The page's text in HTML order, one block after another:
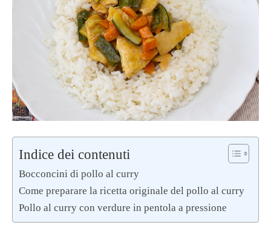
Indice dei contenuti
Bocconcini di pollo al curry
Come preparare la ricetta originale del pollo al curry
Pollo al curry con verdure in pentola a pressione